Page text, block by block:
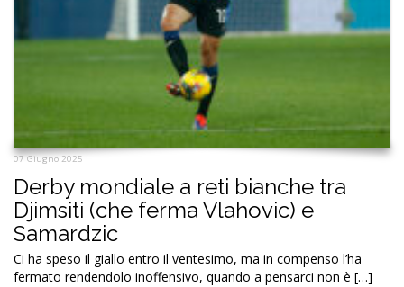
07 Giugno 2025
Derby mondiale a reti bianche tra
Djimsiti (che ferma Vlahovic) e
Samardzic
Ci ha speso il giallo entro il ventesimo, ma in compenso l’ha
fermato rendendolo inoffensivo, quando a pensarci non è […]